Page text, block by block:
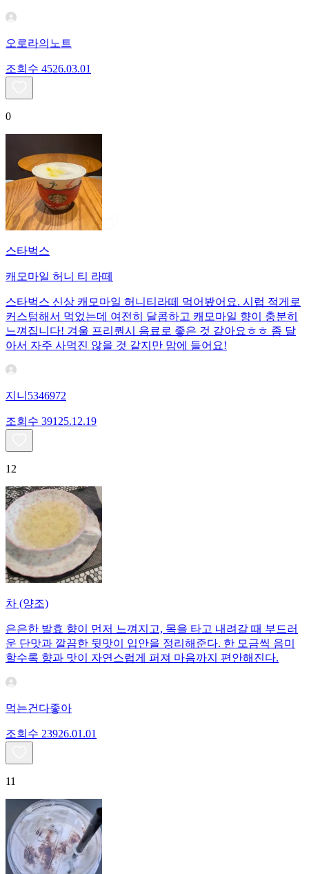
오로라의노트
조회수 4526.03.01
0
스타벅스
캐모마일 허니 티 라떼
스타벅스 신상 캐모마일 허니티라떼 먹어봤어요. 시럽 적게로
커스텀해서 먹었는데 여전히 달콤하고 캐모마일 향이 충분히
느껴집니다! 겨울 프리퀀시 음료로 좋은 것 같아요ㅎㅎ 좀 달
아서 자주 사먹진 않을 것 같지만 맘에 들어요!
지니5346972
조회수 391 25.12.19
12
차 (양조)
은은한 발효 향이 먼저 느껴지고, 목을 타고 내려갈 때 부드러
운 단맛과 깔끔한 뒷맛이 입안을 정리해준다. 한 모금씩 음미
할수록 향과 맛이 자연스럽게 퍼져 마음까지 편안해진다.
먹는건다좋아
조회수 23926.01.01
11